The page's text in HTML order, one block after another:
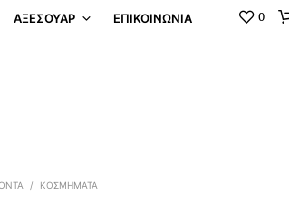
ΑΞΕΣΟΥΑΡ ΕΠΙΚΟΙΝΩΝΙΑ 0
/ ΚΟΣΜΉΜΑΤΑ